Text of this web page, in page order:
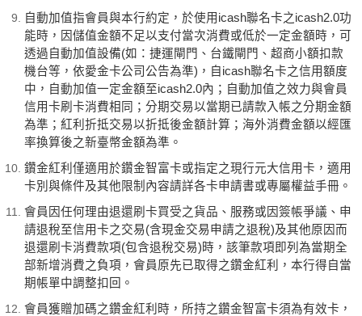
自動加值指會員與本行約定，於使用icash聯名卡之icash2.0功
能時，因儲值金額不足以支付當次消費或低於一定金額時，可
透過自動加值設備(如：捷運閘門、台鐵閘門、超商小額扣款
機台等，依愛金卡公司公告為準)，自icash聯名卡之信用額度
中，自動加值一定金額至icash2.0內；自動加值之效力與會員
信用卡刷卡消費相同；分期交易以當期已請款入帳之分期金額
為準；紅利折抵交易以折抵後金額計算；海外消費金額以經匯
率換算後之新臺幣金額為準。
鑽金紅利僅適用於鑽金智富卡或指定之現行元大信用卡，適用
卡別與條件及其他限制內容請詳各卡申請書或專屬權益手冊。
會員因任何理由退還刷卡買受之貨品、服務或因簽帳爭議、申
請退稅至信用卡之交易(含現金交易申請之退稅)及其他原因而
退還刷卡消費款項(包含退稅交易)時，該筆款項即列為當期全
部新增消費之負項，會員原先已取得之鑽金紅利，本行得自當
期帳單中調整扣回。
會員獲贈加碼之鑽金紅利時，所持之鑽金智富卡須為有效卡，